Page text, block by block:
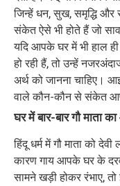
जिन्हें धन, सुख, समृद्धि
संकेत ऐसे भी होते हैं जो
यदि आपके घर में भी हाल
हो रही हैं, तो उन्हें
अर्थ को जानना चाहिए।
वाले कौन-कौन से संकेत
घर में बार-बार गौ माता
हिंदू धर्म में गौ माता को
कारण गाय आपके घर के
सामने खड़ी होकर रंभाए,